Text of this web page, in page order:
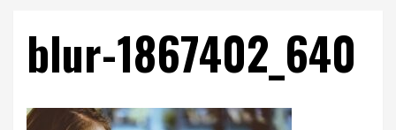
blur-1867402_640